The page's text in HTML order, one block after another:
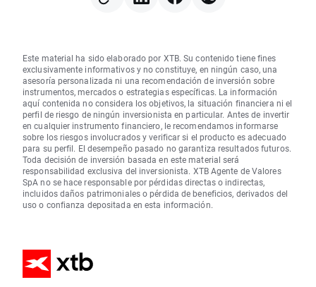
Este material ha sido elaborado por XTB. Su contenido tiene fines
exclusivamente informativos y no constituye, en ningún caso, una
asesoría personalizada ni una recomendación de inversión sobre
instrumentos, mercados o estrategias específicas. La información
aquí contenida no considera los objetivos, la situación financiera ni el
perfil de riesgo de ningún inversionista en particular. Antes de invertir
en cualquier instrumento financiero, le recomendamos informarse
sobre los riesgos involucrados y verificar si el producto es adecuado
para su perfil. El desempeño pasado no garantiza resultados futuros.
Toda decisión de inversión basada en este material será
responsabilidad exclusiva del inversionista. XTB Agente de Valores
SpA no se hace responsable por pérdidas directas o indirectas,
incluidos daños patrimoniales o pérdida de beneficios, derivados del
uso o confianza depositada en esta información.